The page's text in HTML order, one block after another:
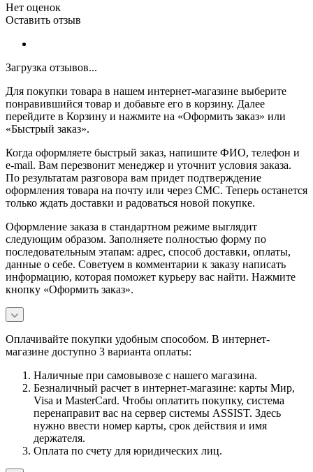
Нет оценок
Оставить отзыв
Загрузка отзывов...
Для покупки товара в нашем интернет-магазине выберите
понравившийся товар и добавьте его в корзину. Далее
перейдите в Корзину и нажмите на «Оформить заказ» или
«Быстрый заказ».
Когда оформляете быстрый заказ, напишите ФИО, телефон и
e-mail. Вам перезвонит менеджер и уточнит условия заказа.
По результатам разговора вам придет подтверждение
оформления товара на почту или через СМС. Теперь останется
только ждать доставки и радоваться новой покупке.
Оформление заказа в стандартном режиме выглядит
следующим образом. Заполняете полностью форму по
последовательным этапам: адрес, способ доставки, оплаты,
данные о себе. Советуем в комментарии к заказу написать
информацию, которая поможет курьеру вас найти. Нажмите
кнопку «Оформить заказ».
Оплачивайте покупки удобным способом. В интернет-
магазине доступно 3 варианта оплаты:
Наличные при самовывозе с нашего магазина.
Безналичный расчет в интернет-магазине: карты Мир,
Visa и MasterCard. Чтобы оплатить покупку, система
перенаправит вас на сервер системы ASSIST. Здесь
нужно ввести номер карты, срок действия и имя
держателя.
Оплата по счету для юридических лиц.